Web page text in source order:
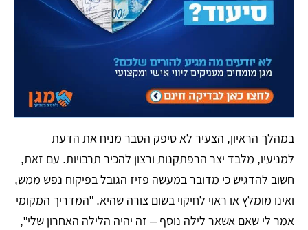
במהלך הראיון, הצעיר לא סיפק הסבר מניח את הדעת
למניעיו, מלבד יצר הרפתקנות ורצון להכיר תרבויות. עם זאת,
חשוב להדגיש כי מדובר במעשה פזיז הגובל בפיקוח נפש ממש,
ואינו מומלץ או ראוי לחיקוי בשום צורה שהיא. "המדריך המקומי
אמר לי שאם אשאר לילה נוסף – זה יהיה הלילה האחרון שלי",